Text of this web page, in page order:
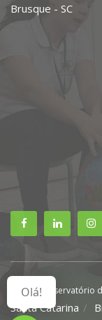
Brusque - SC
© 2021 Observatório
Santa Catarina
Olá!